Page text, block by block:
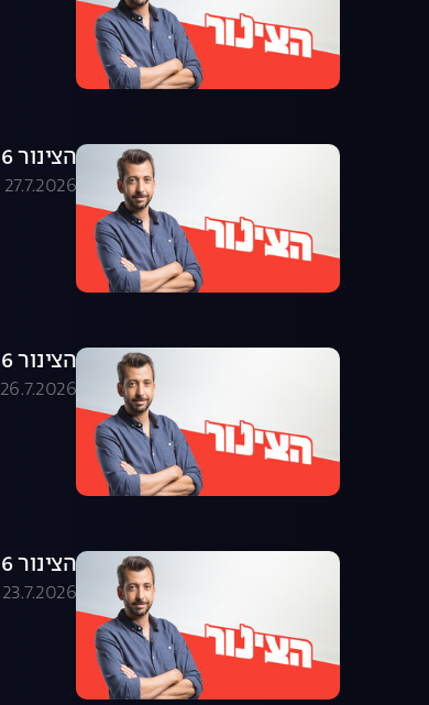
הצינור 27.07.2026 - התוכנית המלאה
27.7.2026
הצינור 26.07.2026 - התוכנית המלאה
26.7.2026
הצינור 23.0.2026 - התוכנית המלאה
23.7.2026